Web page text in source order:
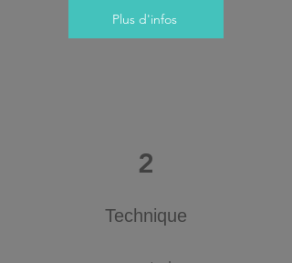
Plus d'infos
2
Technique